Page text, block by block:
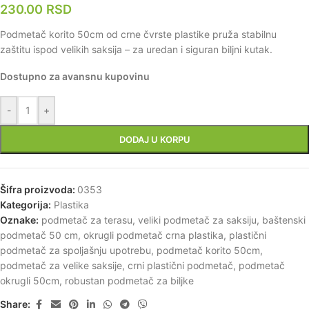
230.00 RSD
Podmetač korito 50cm od crne čvrste plastike pruža stabilnu
zaštitu ispod velikih saksija – za uredan i siguran biljni kutak.
Dostupno za avansnu kupovinu
- +
DODAJ U KORPU
Šifra proizvoda: 0353
Kategorija: Plastika
Oznake: podmetač za terasu, veliki podmetač za saksiju, baštenski
podmetač 50 cm, okrugli podmetač crna plastika, plastični
podmetač za spoljašnju upotrebu, podmetač korito 50cm,
podmetač za velike saksije, crni plastični podmetač, podmetač
okrugli 50cm, robustan podmetač za biljke
Share: